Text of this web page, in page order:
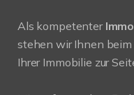
Als kompetenter
stehen wir Ihnen beim
Ihrer Immobilie zur